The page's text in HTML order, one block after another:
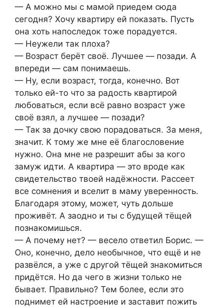
— А можно мы с мамой приедем сюда
сегодня? Хочу квартиру ей показать. Пусть
она хоть напоследок тоже порадуется.
— Неужели так плоха?
— Возраст берёт своё. Лучшее — позади. А
впереди — сам понимаешь.
— Ну, если возраст, тогда, конечно. Вот
только ей-то что за радость квартирой
любоваться, если всё равно возраст уже
своё взял, а лучшее — позади?
— Так за дочку свою порадоваться. За меня,
значит. К тому же мне её благословение
нужно. Она мне не разрешит абы за кого
замуж идти. А квартира — это вроде как
свидетельство твоей надёжности. Рассеет
все сомнения и вселит в маму уверенность.
Благодаря этому, может, чуть дольше
проживёт. А заодно и ты с будущей тёщей
познакомишься.
— А почему нет? — весело ответил Борис. —
Оно, конечно, дело необычное, что ещё и не
развёлся, а уже с другой тёщей знакомиться
придётся. Но да чего в жизни только не
бывает. Правильно? Тем более, если это
поднимет ей настроение и заставит пожить